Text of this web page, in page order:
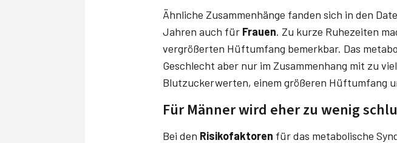
Ähnliche Zusammenhänge fanden sich in den
Jahren auch für Frauen. Zu kurze Ruhezeiten
vergrößerten Hüftumfang bemerkbar. Das
Geschlecht aber nur im Zusammenhang mit zu
Blutzuckerwerten, einem größeren Hüftumfang
Für Männer wird eher zu wenig
Bei den Risikofaktoren für das metabolische